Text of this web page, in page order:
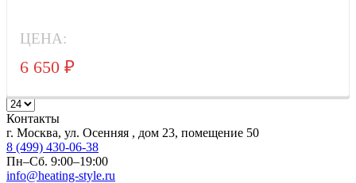
ЦЕНА:
6 650 ₽
Контакты
г. Москва, ул. Осенняя , дом 23, помещение 50
8 (499) 430-06-38
Пн–Сб. 9:00–19:00
info@heating-style.ru